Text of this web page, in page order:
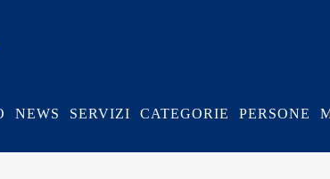
NEWS SERVIZI CATEGORIE PERSONE